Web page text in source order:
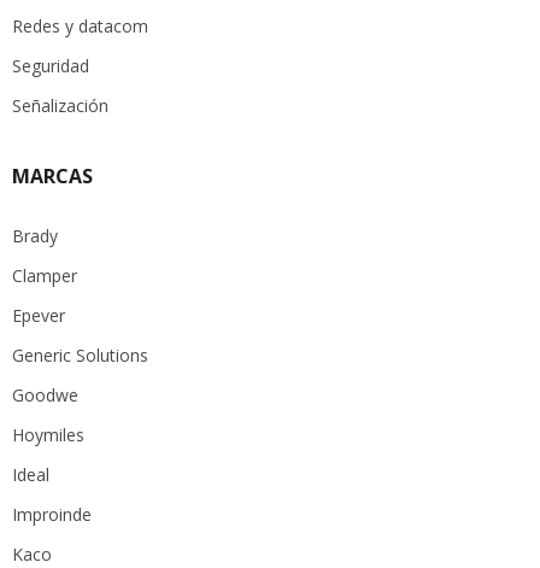
Redes y datacom
Seguridad
Señalización
MARCAS
Brady
Clamper
Epever
Generic Solutions
Goodwe
Hoymiles
Ideal
Improinde
Kaco